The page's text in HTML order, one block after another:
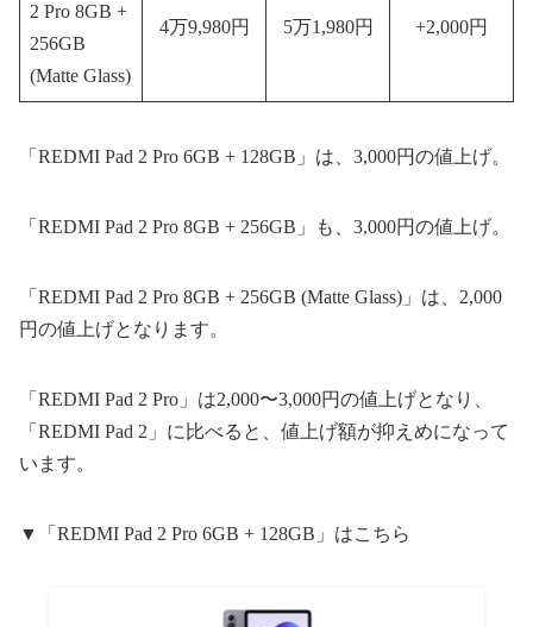
2 Pro 8GB +
256GB
(Matte Glass)
4万9,980円 5万1,980円 +2,000円
「REDMI Pad 2 Pro 6GB + 128GB」は、3,000円の値上げ。
「REDMI Pad 2 Pro 8GB + 256GB」も、3,000円の値上げ。
「REDMI Pad 2 Pro 8GB + 256GB (Matte Glass)」は、2,000
円の値上げとなります。
「REDMI Pad 2 Pro」は2,000〜3,000円の値上げとなり、
「REDMI Pad 2」に比べると、値上げ額が抑えめになって
います。
▼「REDMI Pad 2 Pro 6GB + 128GB」はこちら